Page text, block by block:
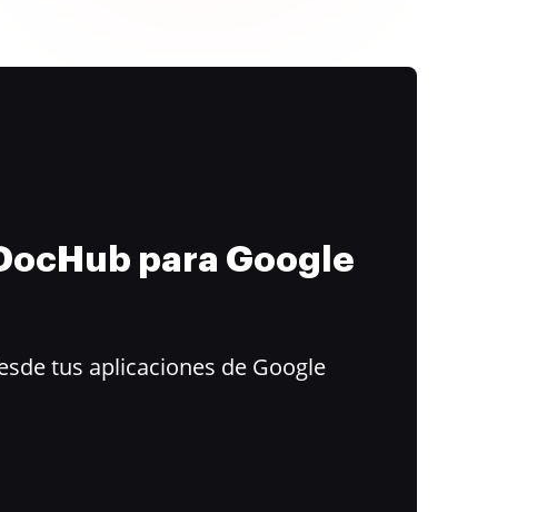
para Google
tus aplicaciones de Google